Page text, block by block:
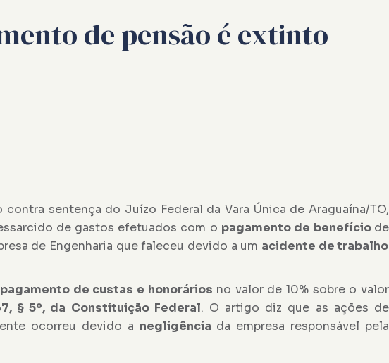
de pensão é extinto
sentença do Juízo Federal da Vara Única de Araguaína/TO,
de gastos efetuados com o pagamento de benefício de
de Engenharia que faleceu devido a um acidente de trabalho
pagamento de custas e honorários no valor de 10% sobre o valor
§ 5º, da Constituição Federal. O artigo diz que as ações de
ocorreu devido a negligência da empresa responsável pela